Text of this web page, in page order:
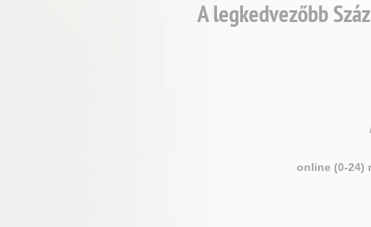
A legkedvezőbb
online (0-24)